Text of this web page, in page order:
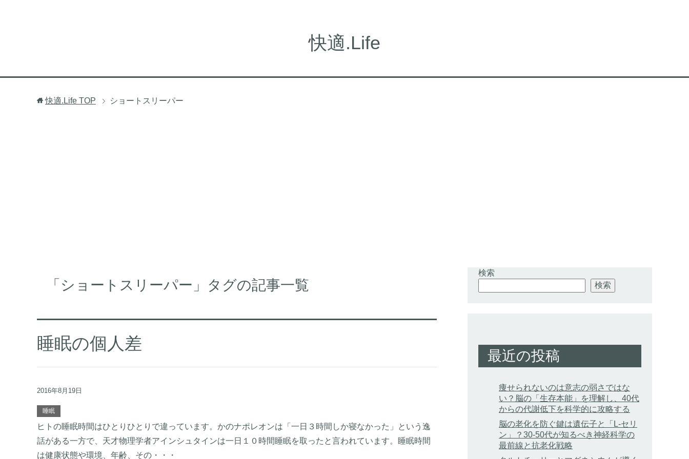
快適.Life
快適.Life TOP ショートスリーパー
「ショートスリーパー」タグの記事一覧
睡眠の個人差
2016年8月19日
睡眠
ヒトの睡眠時間はひとりひとりで違っています。かのナポレオンは「一日３時間しか寝なかった」という逸
話がある一方で、天才物理学者アインシュタインは一日１０時間睡眠を取ったと言われています。睡眠時間
は健康状態や環境、年齢、その・・・
検索
検索
最近の投稿
痩せられないのは意志の弱さではな
い？脳の「生存本能」を理解し、40代
からの代謝低下を科学的に攻略する
脳の老化を防ぐ鍵は遺伝子と「L-セリ
ン」？30-50代が知るべき神経科学の
最前線と抗老化戦略